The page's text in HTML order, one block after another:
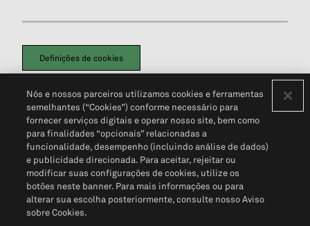
Definições de cookies
Política de PrivacidadePortal de privacidade do cliente (em inglês)
Não Venda Minhas Informações Pessoais© 2026 S&P Global
Nós e nossos parceiros utilizamos cookies e ferramentas
semelhantes (“Cookies”) conforme necessário para
fornecer serviços digitais e operar nosso site, bem como
para finalidades “opcionais” relacionadas a
funcionalidade, desempenho (incluindo análise de dados)
e publicidade direcionada. Para aceitar, rejeitar ou
modificar suas configurações de cookies, utilize os
botões neste banner. Para mais informações ou para
alterar sua escolha posteriormente, consulte nosso Aviso
sobre Cookies.